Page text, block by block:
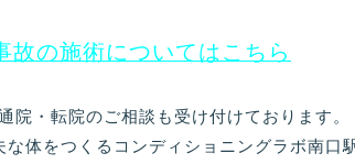
故の施術についてはこちら
院・転院のご相談も受け付けております。
な体をつくるコンディショニングラボ南口